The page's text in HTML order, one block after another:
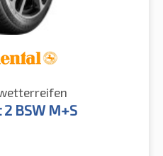
BSW M+S